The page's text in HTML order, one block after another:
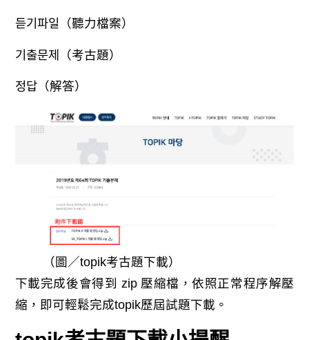
듣기파일（聽力檔案）
기출문제（考古題）
정답（解答）
（圖／topik考古題下載）
下載完成後會得到 zip 壓縮檔，依照正常程序解壓
縮，即可輕鬆完成topik歷屆試題下載。